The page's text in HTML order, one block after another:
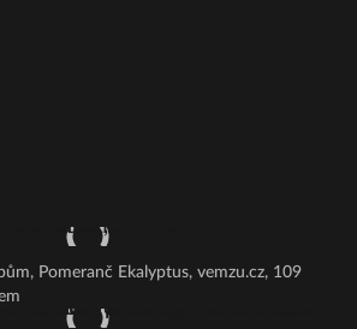
Pomeranč Ekalyptus, vemzu.cz, 109